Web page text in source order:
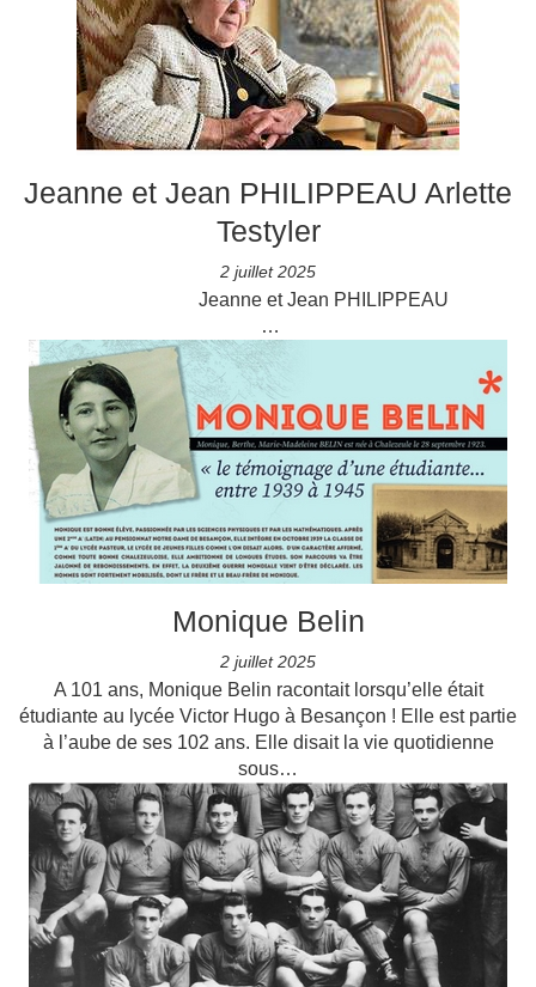
Jeanne et Jean PHILIPPEAU Arlette
Testyler
2 juillet 2025
Jeanne et Jean PHILIPPEAU
…
Monique Belin
2 juillet 2025
A 101 ans, Monique Belin racontait lorsqu’elle était
étudiante au lycée Victor Hugo à Besançon ! Elle est partie
à l’aube de ses 102 ans. Elle disait la vie quotidienne
sous…